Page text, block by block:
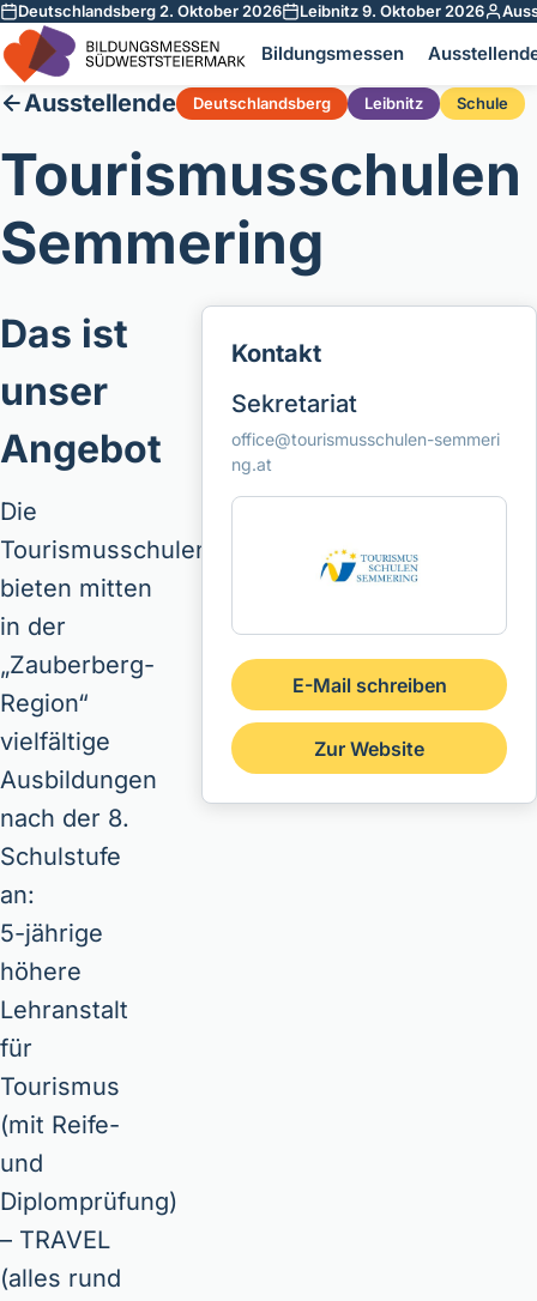
Zum Inhalt springen
Deutschlandsberg 2. Oktober 2026 Leibnitz 9. Oktober 2026
Bildungsmessen
Ausstellende Deutschlandsberg Leibnitz Schule
Tourismusschulen
Semmering
Das ist
unser
Angebot
Die
Tourismusschulen
bieten mitten
in der
„Zauberberg-
Region“
vielfältige
Ausbildungen
nach der 8.
Schulstufe
an:
5-jährige
höhere
Lehranstalt
für
Tourismus
(mit Reife-
und
Diplomprüfung)
– TRAVEL
(alles rund
Kontakt
Sekretariat
office@tourismusschulen-semmeri
ng.at
E-Mail schreiben
Zur Website